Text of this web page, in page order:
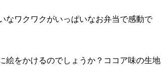
なワクワクがいっぱいなお弁当で感動で
絵をかけるのでしょうか？ココア味の生地